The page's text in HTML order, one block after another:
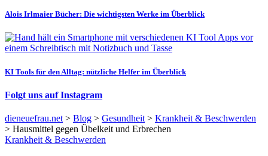
Alois Irlmaier Bücher: Die wichtigsten Werke im Überblick
KI Tools für den Alltag: nützliche Helfer im Überblick
Folgt uns auf Instagram
dieneuefrau.net > Blog > Gesundheit > Krankheit & Beschwerden
> Hausmittel gegen Übelkeit und Erbrechen
Krankheit & Beschwerden